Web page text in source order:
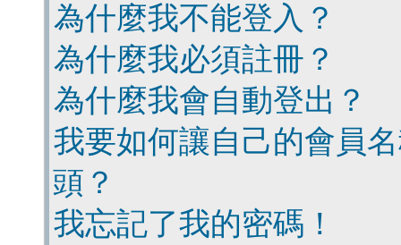
為什麼我不能登入？
為什麼我必須註冊？
為什麼我會自動登出？
我要如何讓自己的會員
頭？
我忘記了我的密碼！